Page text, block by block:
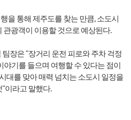
을 통해 제주도를 찾는 만큼, 소도시
관광객이 이용할 것으로 예상된다.
장은 "장거리 운전 피로와 주차 걱정
기를 들으며 여행할 수 있다는 점이
대를 맞아 매력 넘치는 소도시 일정을
"이라고 말했다.